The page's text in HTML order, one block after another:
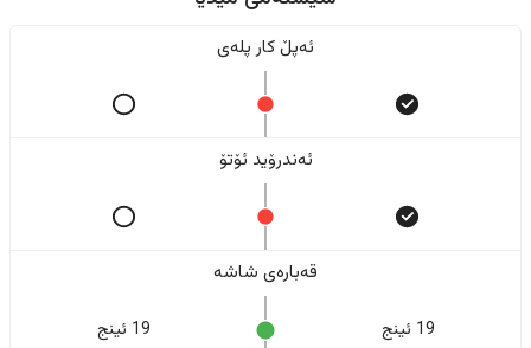
ئەپڵ کار پلەی
ئەندرۆید ئۆتۆ
قەبارەی شاشە
19 ئینج 19 ئینج